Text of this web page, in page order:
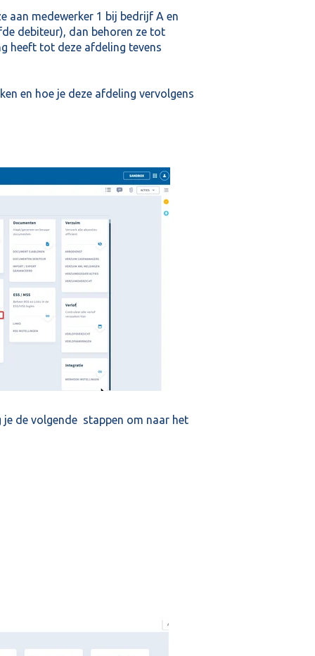
aan medewerker 1 bij bedrijf A en
debiteur), dan behoren ze tot
heeft tot deze afdeling tevens
en hoe je deze afdeling vervolgens
de volgende stappen om naar het